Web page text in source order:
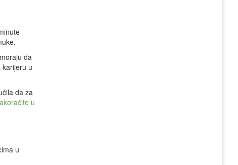
da
u
da za
u
u